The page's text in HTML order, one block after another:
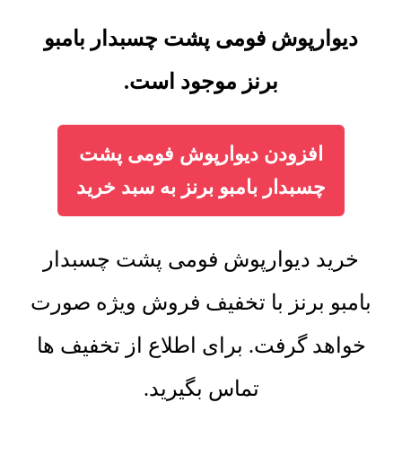
دیوارپوش فومی پشت چسبدار بامبو
برنز موجود است.
افزودن دیوارپوش فومی پشت
چسبدار بامبو برنز به سبد خرید
خرید دیوارپوش فومی پشت چسبدار
بامبو برنز با تخفیف فروش ویژه صورت
خواهد گرفت. برای اطلاع از تخفیف ها
تماس بگیرید.